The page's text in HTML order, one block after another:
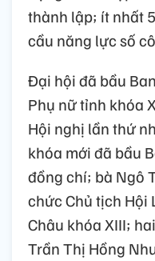
thành lập; ít nhất
cầu năng lực số
Đại hội đã bầu
Phụ nữ tỉnh khóa
Hội nghị lần thứ
khóa mới đã bầu
đồng chí; bà Ngô
chức Chủ tịch Hội
Châu khóa XIII;
Trần Thị Hồng